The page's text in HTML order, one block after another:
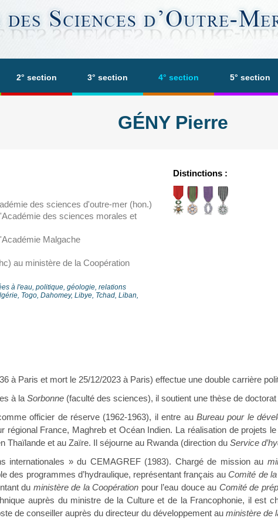
2° section 3° section 4° section 5° section
GÉNY Pierre
des sciences d'outre-mer (hon.)
des sciences morales et
Malgache
au ministère de la Coopération
à l'eau, politique, géologie, relations
Togo, Dahomey, Libye, Tchad, Liban,
Distinctions :
à Paris et mort le 25/12/2023 à Paris) effectue une double carrière
à la Sorbonne (faculté des sciences), il soutient une thèse de
officier de réserve (1962-1963), il entre auBureau pour le
régional France, Maghreb et Océan Indien. La réalisation de projets
Thaïlande et au Zaïre. Il séjourne au Rwanda (direction du Service
internationales » du CEMAGREF (1983). Chargé de mission au
des programmes d’hydraulique, représentant français auComité de
du ministère de la Coopération pour l’eau douce au Comité de
auprès du ministre de la Culture et de la Francophonie, il est
de conseiller auprès du directeur du développement au ministère de